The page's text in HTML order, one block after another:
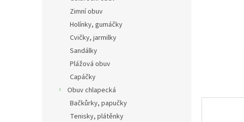
Zimní obuv
Holínky, gumáčky
Cvičky, jarmilky
Sandálky
Plážová obuv
Capáčky
Obuv chlapecká
Bačkůrky, papučky
Tenisky, plátěnky